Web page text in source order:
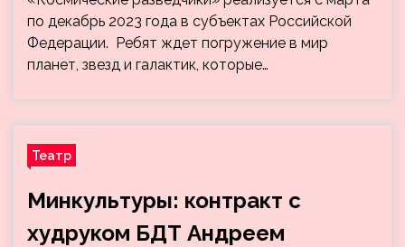
по декабрь 2023 года в субъектах Российской
Федерации. Ребят ждет погружение в мир
планет, звезд и галактик, которые…
Театр
Минкультуры: контракт с
худруком БДТ Андреем